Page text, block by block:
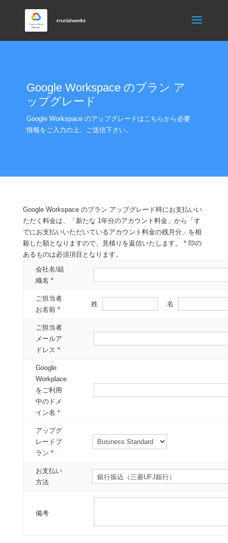
Google Workspace のプラン ア
ップグレード
Google Workspace のアップグレードはこちらから必要
情報をご入力の上、ご送信下さい。
Google Workspace のプラン アップグレード時にお支払いい
ただく料金は、「新たな 1年分のアカウント料金」から「す
でにお支払いいただいているアカウント料金の残月分」を相
殺した額となりますので、見積りを返信いたします。 *印の
あるものは必須項目となります。
会社名/組
織名 *
ご担当者
お名前 *
姓 名
ご担当者
メールア
ドレス *
Google
Workplace
をご利用
中のドメ
イン名 *
アップグ
レードプ
ラン *
お支払い
方法
備考